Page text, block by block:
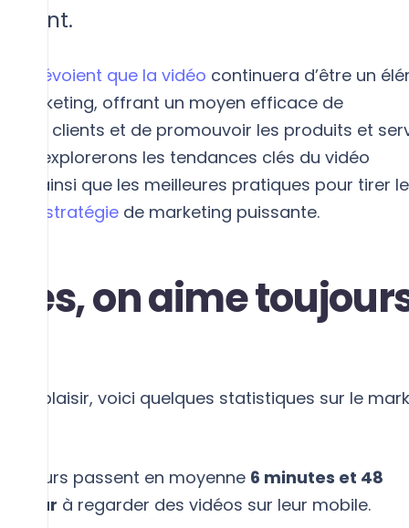
prévoient que la vidéo continuera d’être un
marketing, offrant un moyen efficace de
les clients et de promouvoir les produits et
explorerons les tendances clés du vidéo
ainsi que les meilleures pratiques pour tirer le
stratégie de marketing puissante.
on aime
plaisir, voici quelques statistiques sur le
passent en moyenne 6 minutes et 48
jour à regarder des vidéos sur leur mobile.